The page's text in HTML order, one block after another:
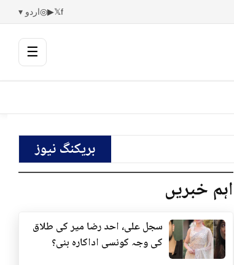
f
𝕏
▶
◎اردو ▾
☰
بریکنگ نیوز
اہم خبریں
سجل علی، احد رضا میر کی طلاق
کی وجہ کونسی اداکارہ بنی؟